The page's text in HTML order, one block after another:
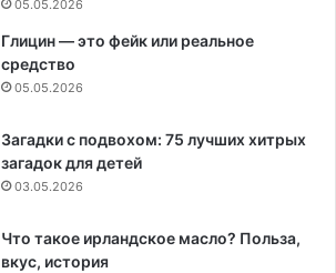
05.05.2026
Глицин — это фейк или реальное
средство
05.05.2026
Загадки с подвохом: 75 лучших хитрых
загадок для детей
03.05.2026
Что такое ирландское масло? Польза,
вкус, история